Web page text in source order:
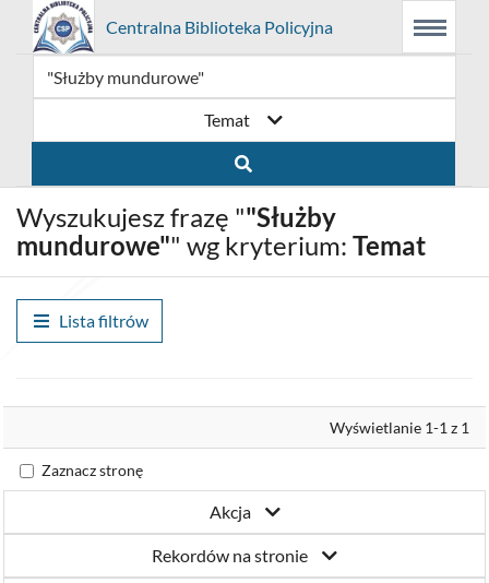
Menu
główne
Wyszukiwarka
Treść
główna
Prolib
Integro
-
strona
główna
Centralna Biblioteka Policyjna
Menu
Temat
Wyszukujesz frazę ""Służby
mundurowe"" wg kryterium: Temat
Lista filtrów
Wyświetlanie 1-1 z 1
Zaznacz stronę
Akcja
Rekordów na stronie